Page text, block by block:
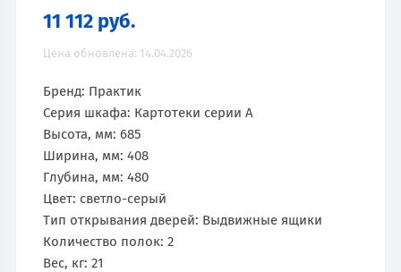
11 112 руб.
Цена обновлена: 14.04.2026
Бренд: Практик
Серия шкафа: Картотеки серии A
Высота, мм: 685
Ширина, мм: 408
Глубина, мм: 480
Цвет: светло-серый
Тип открывания дверей: Выдвижные ящики
Количество полок: 2
Вес, кг: 21